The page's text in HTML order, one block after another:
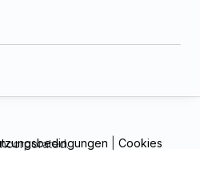
Cookies